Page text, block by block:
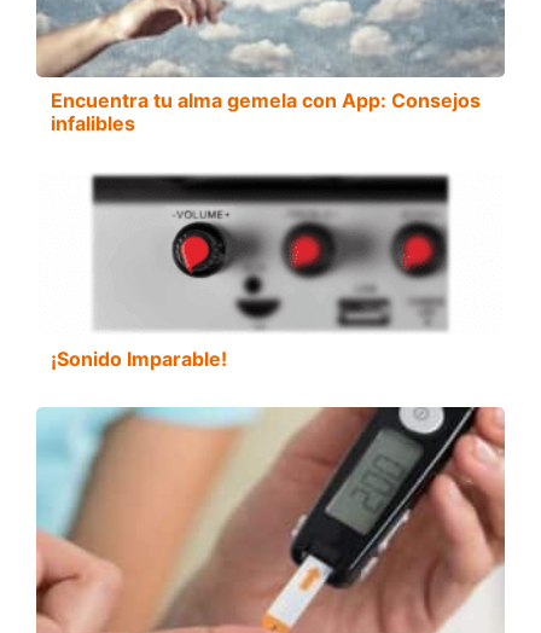
Encuentra tu alma gemela con App: Consejos
infalibles
¡Sonido Imparable!